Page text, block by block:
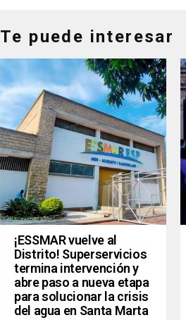
Te puede interesar
¡ESSMAR vuelve al
Distrito! Superservicios
termina intervención y
abre paso a nueva etapa
para solucionar la crisis
del agua en Santa Marta